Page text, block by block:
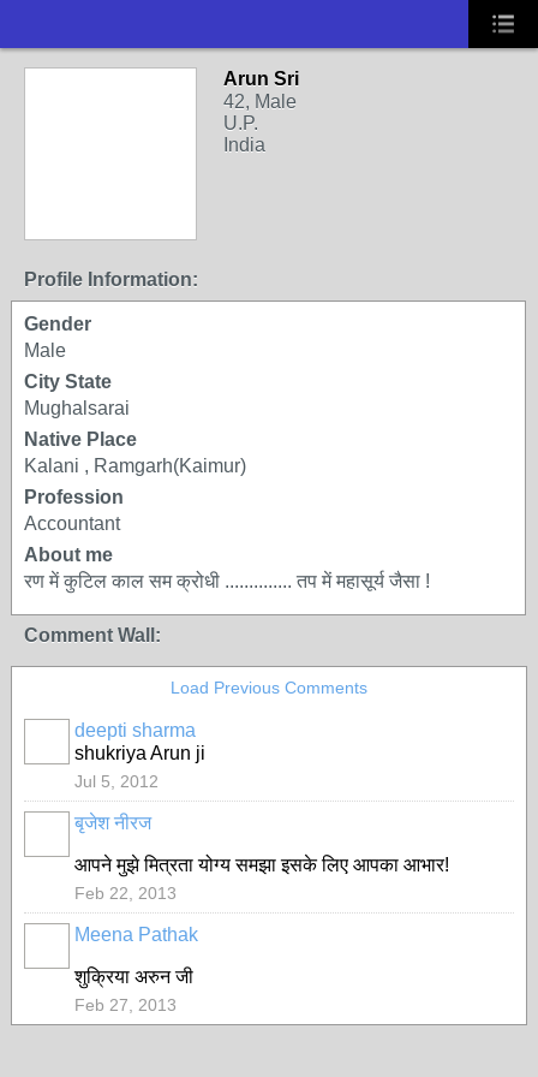
Arun Sri
42, Male
U.P.
India
Profile Information:
Gender
Male
City State
Mughalsarai
Native Place
Kalani , Ramgarh(Kaimur)
Profession
Accountant
About me
रण में कुटिल काल सम क्रोधी .............. तप में महासूर्य जैसा !
Comment Wall:
Load Previous Comments
deepti sharma
shukriya Arun ji
Jul 5, 2012
बृजेश नीरज
आपने मुझे मित्रता योग्य समझा इसके लिए आपका आभार!
Feb 22, 2013
Meena Pathak
शुक्रिया अरुन जी
Feb 27, 2013